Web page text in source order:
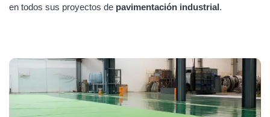
en todos sus proyectos de pavimentación industrial.